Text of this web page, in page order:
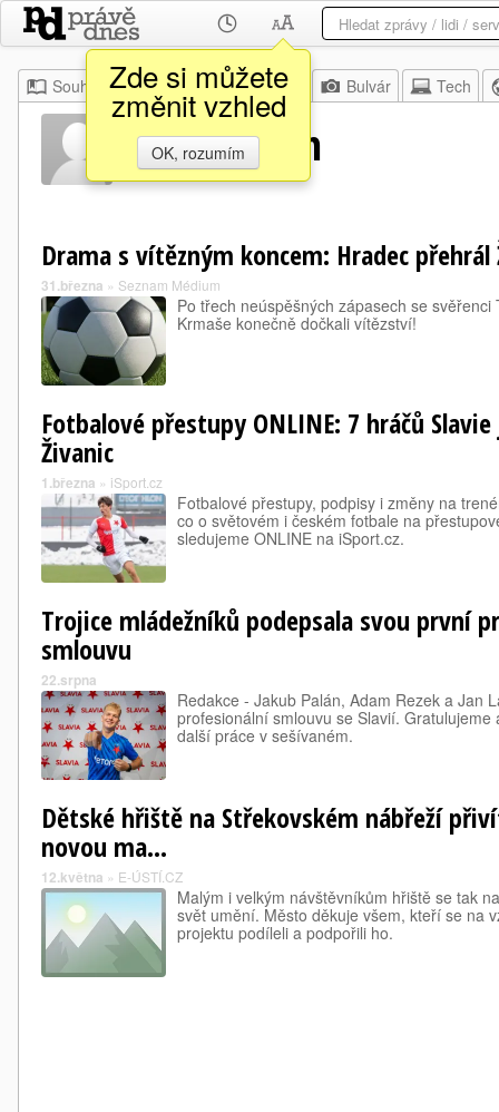
Zde si můžete
změnit vzhled
OK, rozumím
Souhrn Moje Z domova Bulvár Tech
Jakub Palán
Drama s vítězným koncem: Hradec přehrál
31.března » Seznam Médium
Po třech neúspěšných zápasech se svěřenci
Krmaše konečně dočkali vítězství!
Fotbalové přestupy ONLINE: 7 hráčů
Živanic
1.března » iSport.cz
Fotbalové přestupy, podpisy i změny na
co o světovém i českém fotbale na
sledujeme ONLINE na iSport.cz.
Trojice mládežníků podepsala svou první
smlouvu
22.srpna
Redakce - Jakub Palán, Adam Rezek a Jan
profesionální smlouvu se Slavií.
další práce v sešívaném.
Dětské hřiště na Střekovském nábřeží
novou ma...
12.května » E-ÚSTÍ.CZ
Malým i velkým návštěvníkům hřiště se tak
svět umění. Město děkuje všem, kteří se na
projektu podíleli a podpořili ho.